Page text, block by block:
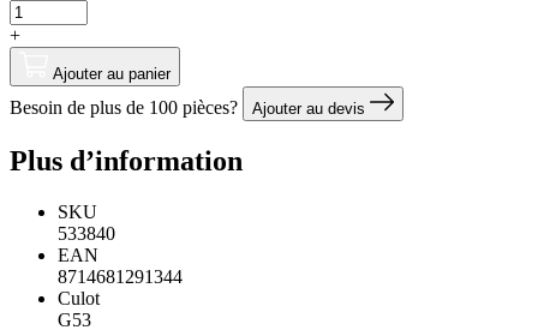
+
Ajouter au panier
Besoin de plus de 100 pièces? Ajouter au devis
Plus d’information
SKU
533840
EAN
8714681291344
Culot
G53